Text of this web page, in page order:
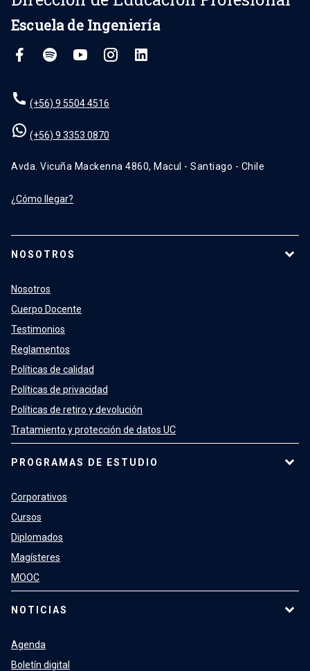
Escuela de Ingeniería
(+56) 9 5504 4516
(+56) 9 3353 0870
Avda. Vicuña Mackenna 4860, Macul - Santiago - Chile
¿Cómo llegar?
NOSOTROS
Nosotros
Cuerpo Docente
Testimonios
Reglamentos
Políticas de calidad
Políticas de privacidad
Políticas de retiro y devolución
Tratamiento y protección de datos UC
PROGRAMAS DE ESTUDIO
Corporativos
Cursos
Diplomados
Magísteres
MOOC
NOTICIAS
Agenda
Boletín digital